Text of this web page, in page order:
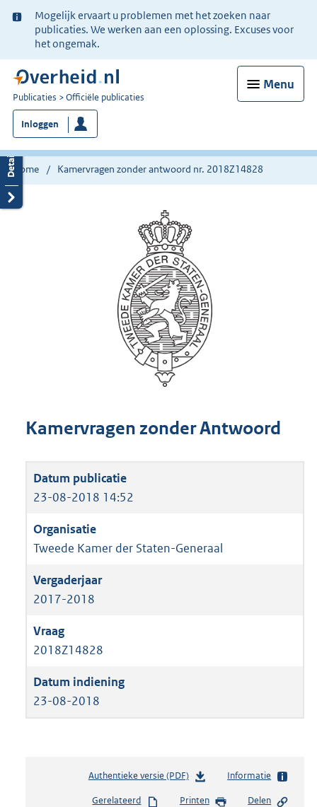
Ter
informatie:
Mogelijk ervaart u problemen met het zoeken naar
publicaties. We werken aan een oplossing. Excuses voor
het ongemak.
Menu
U
bent
nu
hier:
Publicaties Officiële publicaties
Inloggen
Home Kamervragen zonder antwoord nr. 2018Z14828
Kamervragen zonder Antwoord
23-08-2018 14:52
Tweede Kamer der Staten-Generaal
2017-2018
2018Z14828
23-08-2018
Authentieke versie (PDF)b
Informatie
Gerelateerd Printen Delen